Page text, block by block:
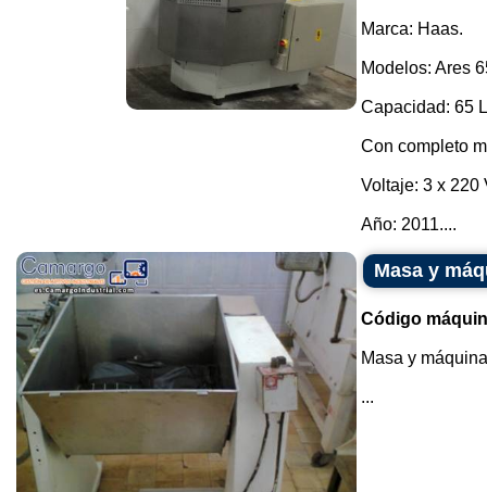
Marca: Haas.
Modelos: Ares
Capacidad: 65
Con completo
Voltaje: 3 x 220
Año: 2011....
Masa y
Código
Masa y
...